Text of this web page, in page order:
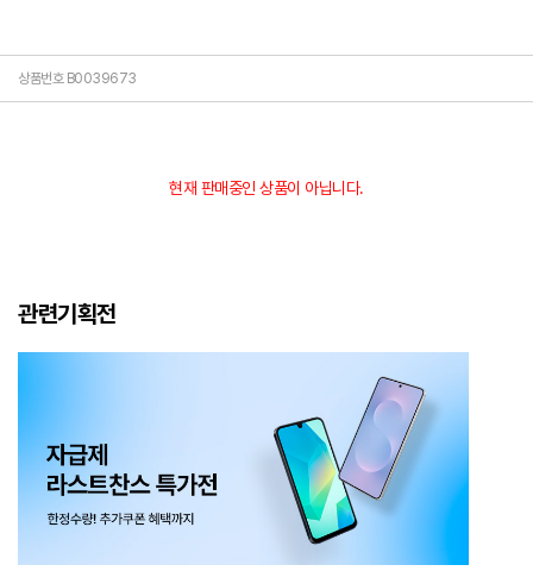
상품번호 B0039673
현재 판매중인 상품이 아닙니다.
관련기획전